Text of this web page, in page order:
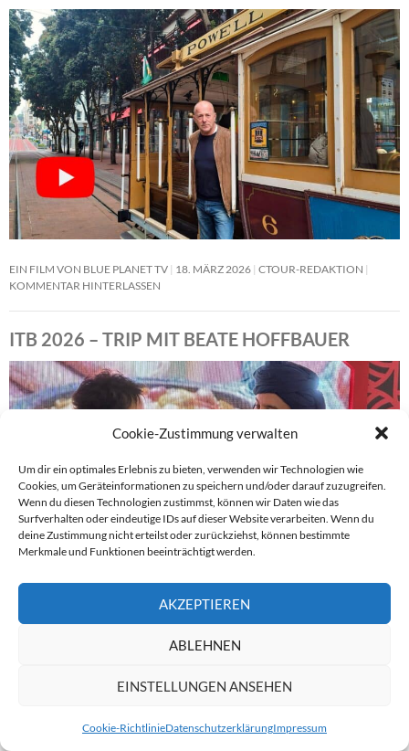
Cookie-Zustimmung verwalten
Um dir ein optimales Erlebnis zu bieten, verwenden wir Technologien wie
Cookies, um Geräteinformationen zu speichern und/oder darauf zuzugreifen.
Wenn du diesen Technologien zustimmst, können wir Daten wie das
Surfverhalten oder eindeutige IDs auf dieser Website verarbeiten. Wenn du
deine Zustimmung nicht erteilst oder zurückziehst, können bestimmte
Merkmale und Funktionen beeinträchtigt werden.
AKZEPTIEREN
ABLEHNEN
EINSTELLUNGEN ANSEHEN
Cookie-RichtlinieDatenschutzerklärungImpressum
EIN FILM VON BLUE PLANET TV 18. MÄRZ 2026 CTOUR-REDAKTION
KOMMENTAR HINTERLASSEN
ITB 2026 – TRIP MIT BEATE HOFFBAUER
EIN FILM VON BLUE PLANET 12. MÄRZ 2026 CTOUR-REDAKTION